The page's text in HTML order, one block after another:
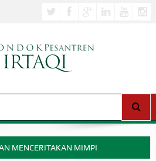
MENCERITAKAN MIMPI